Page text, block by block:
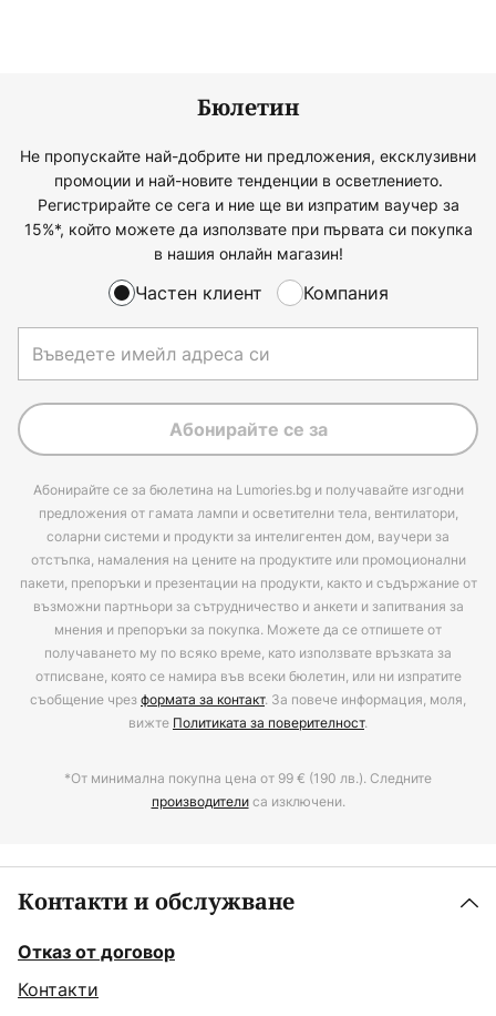
Бюлетин
Не пропускайте най-добрите ни предложения, ексклузивни
промоции и най-новите тенденции в осветлението.
Регистрирайте се сега и ние ще ви изпратим ваучер за
15%*, който можете да използвате при първата си покупка
в нашия онлайн магазин!
Частен клиент Компания
Абонирайте се за
Абонирайте се за бюлетина на Lumories.bg и получавайте изгодни
предложения от гамата лампи и осветителни тела, вентилатори,
соларни системи и продукти за интелигентен дом, ваучери за
отстъпка, намаления на цените на продуктите или промоционални
пакети, препоръки и презентации на продукти, както и съдържание от
възможни партньори за сътрудничество и анкети и запитвания за
мнения и препоръки за покупка. Можете да се отпишете от
получаването му по всяко време, като използвате връзката за
отписване, която се намира във всеки бюлетин, или ни изпратите
съобщение чрезформата за контакт. За повече информация, моля,
вижте Политиката за поверителност.
*От минимална покупна цена от 99 € (190 лв.). Следните
производителиса изключени.
Контакти и обслужване
Отказ от договор
Контакти